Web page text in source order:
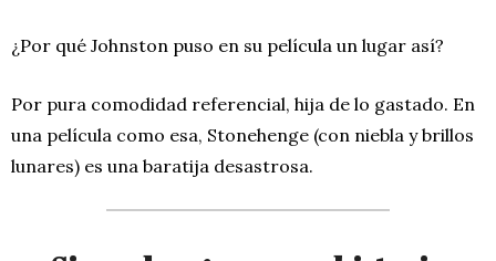
¿Por qué Johnston puso en su película un lugar así?
Por pura comodidad referencial, hija de lo gastado. En
una película como esa, Stonehenge (con niebla y brillos
lunares) es una baratija desastrosa.